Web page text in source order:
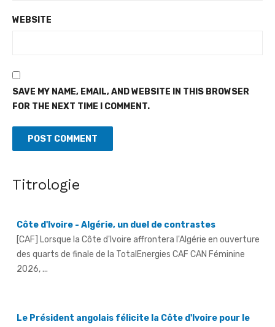
WEBSITE
SAVE MY NAME, EMAIL, AND WEBSITE IN THIS BROWSER
FOR THE NEXT TIME I COMMENT.
Titrologie
[CAF] Lorsque la Côte d'Ivoire affrontera l'Algérie en ouverture
des quarts de finale de la TotalEnergies CAF CAN Féminine
2026, ...
66e anniversaire de son indépendance